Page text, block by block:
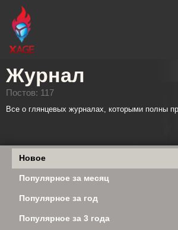
Журнал
Постов: 117
Все о глянцевых журналах, которыми полны
Новое
Популярное за месяц
Популярное за год
Популярное за 3 года